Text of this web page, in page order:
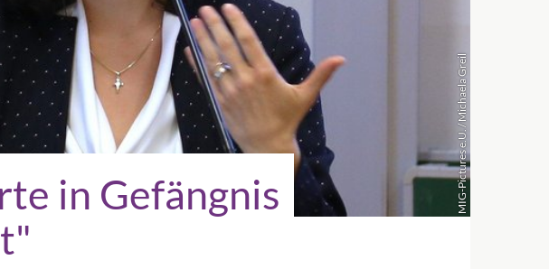
MIG-Pictures e.U. / Michaela Greil
in Gefängnis